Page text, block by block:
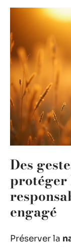
Des
protéger
engagé
Préserver la